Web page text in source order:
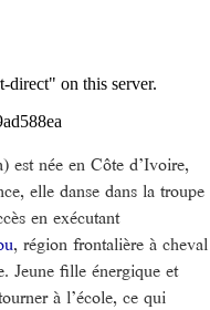
est née en Côte d’Ivoire,
elle danse dans la troupe
en exécutant
, région frontalière à cheval
Jeune fille énergique et
à l’école, ce qui